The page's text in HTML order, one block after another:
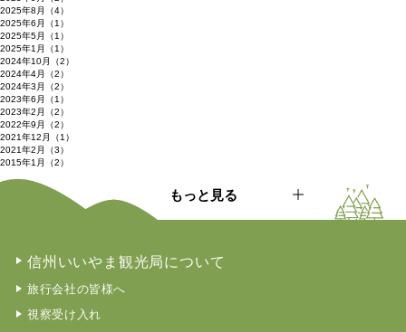
2025年8月（4）
2025年6月（1）
2025年5月（1）
2025年1月（1）
2024年10月（2）
2024年4月（2）
2024年3月（2）
2023年6月（1）
2023年2月（2）
2022年9月（2）
2021年12月（1）
2021年2月（3）
2015年1月（2）
もっと見る
信州いいやま観光局について
旅行会社の皆様へ
視察受け入れ